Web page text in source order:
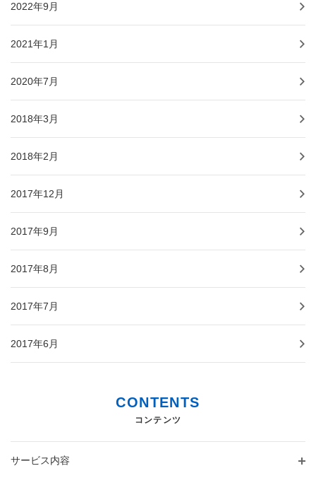
2022年9月
2021年1月
2020年7月
2018年3月
2018年2月
2017年12月
2017年9月
2017年8月
2017年7月
2017年6月
CONTENTS
コンテンツ
サービス内容